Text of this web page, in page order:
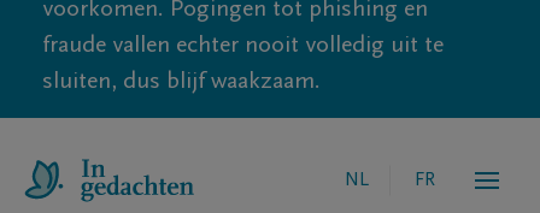
voorkomen. Pogingen tot phishing en
fraude vallen echter nooit volledig uit te
sluiten, dus blijf waakzaam.
NL FR